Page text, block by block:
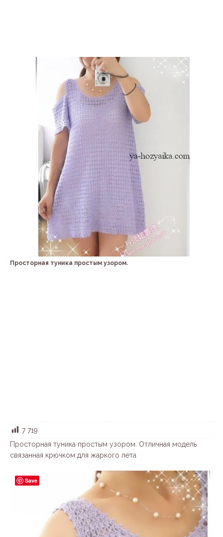
Просторная туника простым узором.
7 719
Просторная туника простым узором. Отличная модель
связанная крючком для жаркого лета
Save